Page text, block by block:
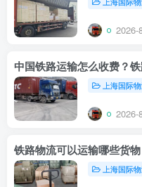
2026-
中国铁路运输怎么收费？
上海国际
2026-
铁路物流可以运输哪些货
上海国际